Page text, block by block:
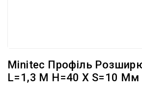
Minitec Профіль
L=1,3 М H=40 X S=10 Мм